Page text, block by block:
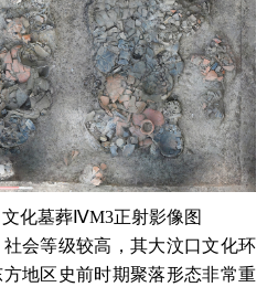
化墓葬ⅣM3正射影像图
等级较高，其大汶口文化环
地区史前时期聚落形态非常重